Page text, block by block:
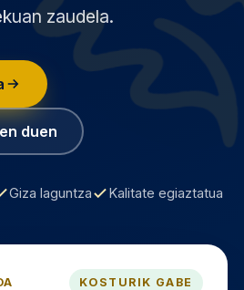
zaudela.
duen
Giza laguntza Kalitate egiaztatua
KOSTURIK GABE